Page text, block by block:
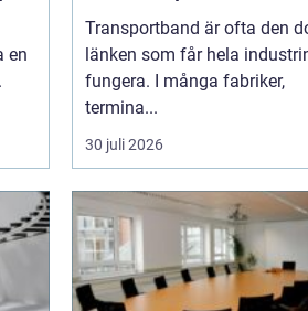
en
Transportband är ofta den
länken som får hela
fungera. I många fabriker,
termina...
30 juli 2026